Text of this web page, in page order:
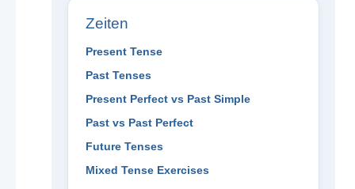
Zeiten
Present Tense
Past Tenses
Present Perfect vs Past Simple
Past vs Past Perfect
Future Tenses
Mixed Tense Exercises